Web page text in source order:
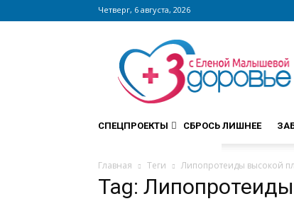
Четверг, 6 августа, 2026
Сайт
zdorovieinfo.ru
крупнейший
медицинский
интернет-
СПЕЦПРОЕКТЫ СБРОСЬ ЛИШНЕЕ
Главная Теги Липопротеиды высокой
Tag: